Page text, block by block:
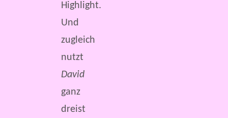
Highlight.
Und
zugleich
nutzt
David
ganz
dreist